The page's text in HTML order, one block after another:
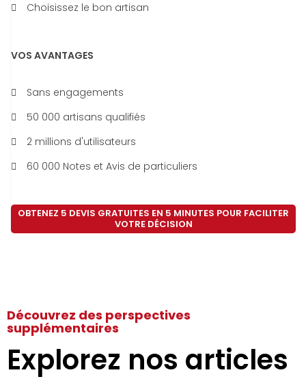
Choisissez le bon artisan
VOS AVANTAGES
Sans engagements
50 000 artisans qualifiés
2 millions d'utilisateurs
60 000 Notes et Avis de particuliers
OBTENEZ 5 DEVIS GRATUITES EN 5 MINUTES POUR FACILITER
VOTRE DÉCISION
Découvrez des perspectives
supplémentaires
Explorez nos articles